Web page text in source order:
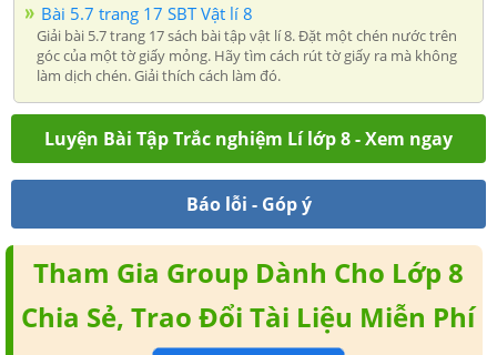
Bài 5.7 trang 17 SBT Vật lí 8
Giải bài 5.7 trang 17 sách bài tập vật lí 8. Đặt một chén nước trên
góc của một tờ giấy mỏng. Hãy tìm cách rút tờ giấy ra mà không
làm dịch chén. Giải thích cách làm đó.
Luyện Bài Tập Trắc nghiệm Lí lớp 8 - Xem ngay
Báo lỗi - Góp ý
Tham Gia Group Dành Cho Lớp 8
Chia Sẻ, Trao Đổi Tài Liệu Miễn Phí